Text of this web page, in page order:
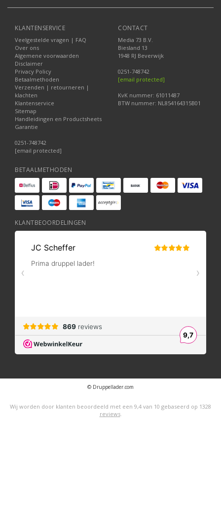
KLANTENSERVICE
Veelgestelde vragen | FAQ
Over ons
Algemene voorwaarden
Disclaimer
Privacy Policy
Betaalmethoden
Verzenden | retourneren |
klachten
Klantenservice
Sitemap
Handleidingen en Productsheets
Garantie
0251-748742
[email protected]
CONTACT
Media 73 B.V.
Biesland 13
1948 RJ Beverwijk
0251-748742
[email protected]
KvK nummer: 61011487
BTW nummer: NL854164315B01
BETAALMETHODEN
KLANTBEOORDELINGEN
© Druppellader.com
Wij worden door klanten beoordeeld met een 9,4 van 10 gebaseerd op 1328
reviews.